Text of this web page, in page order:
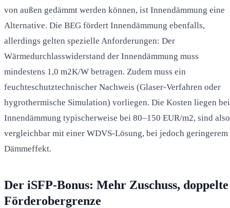
von außen gedämmt werden können, ist Innendämmung eine
Alternative. Die BEG fördert Innendämmung ebenfalls,
allerdings gelten spezielle Anforderungen: Der
Wärmedurchlasswiderstand der Innendämmung muss
mindestens 1,0 m2K/W betragen. Zudem muss ein
feuchteschutztechnischer Nachweis (Glaser-Verfahren oder
hygrothermische Simulation) vorliegen. Die Kosten liegen bei
Innendämmung typischerweise bei 80–150 EUR/m2, sind also
vergleichbar mit einer WDVS-Lösung, bei jedoch geringerem
Dämmeffekt.
Der iSFP-Bonus: Mehr Zuschuss, doppelte
Förderobergrenze